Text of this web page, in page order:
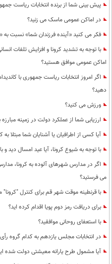
پیش بینی شما از برنده انتخابات ریاست
در اماکن عمومی ماسک می زنید؟
فکر می کنید «آینده فرزندان شما» نسبت
با توجه به تشدید کرونا و افزایش تلفات
اماکن عمومی موافق هستید؟
دهید؟
ورزش می کنید؟
ارزیابی شما از عملکرد دولت در زمینه مبارزه
آیا کسی از اطرافیان یا آشنایان شما مبتلا
با توجه به شیوع کرونا، آیا عید امسال دید و
اگر در مدارس شهرهای آلوده به کرونا،
می فرستید؟
با قرنطینه موقت شهر قم برای کنترل "کرونا"
برای دریافت رمز دوم پویا اقدام کرده اید؟
با استعفای روحانی موافقید؟
در انتخابات مجلس یازدهم به کدام گروه
آیا مشمول طرح یارانه معیشتی دولت شده